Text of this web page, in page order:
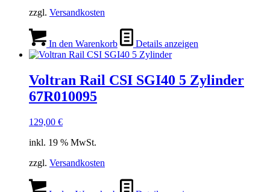
zzgl. Versandkosten
In den Warenkorb Details anzeigen
Voltran Rail CSI SGI40 5 Zylinder
67R010095
129,00 €
inkl. 19 % MwSt.
zzgl. Versandkosten